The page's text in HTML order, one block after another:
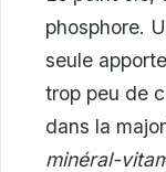
phosphore.
seule
trop peu de
dans la
minéral-